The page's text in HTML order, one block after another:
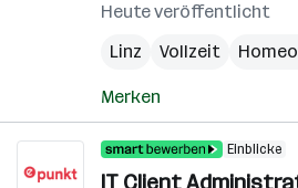
Heute veröffentlicht
Linz
Vollzeit
Merken
Einblicke
IT Client